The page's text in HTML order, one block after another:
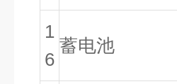
1
6
蓄电池